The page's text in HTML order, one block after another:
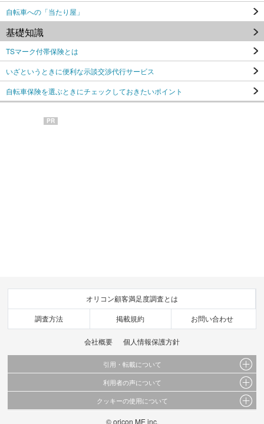
自転車への「当たり屋」
基礎知識
TSマーク付帯保険とは
いざというときに便利な示談交渉代行サービス
自転車保険を選ぶときにチェックしておきたいポイント
PR
オリコン顧客満足度調査とは
調査方法 掲載規約 お問い合わせ
会社概要 個人情報保護方針
引用・転載について
当サイトで公開されている情報（文字、写真、イラスト、画像データ等）及びこれらの配
置・編集および構造などについての著作権は株式会社oricon MEに帰属しております。
これらの情報を権利者の許可なく無断転載・複製などの二次利用を行うことは固く禁じて
利用者の声について
当サイトに掲載している内容はすべてサービスの利用者が提出された見解・感想です。
クッキーの使用について
このサイトでは Cookie を使用して、ユーザーに合わせたコンテンツや広告の表示、ソー
© oricon ME inc.